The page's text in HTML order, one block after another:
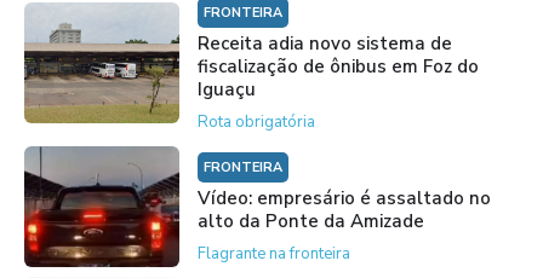
FRONTEIRA
Receita adia novo sistema de
fiscalização de ônibus em Foz do
Iguaçu
Rota obrigatória
FRONTEIRA
Vídeo: empresário é assaltado no
alto da Ponte da Amizade
Flagrante na fronteira